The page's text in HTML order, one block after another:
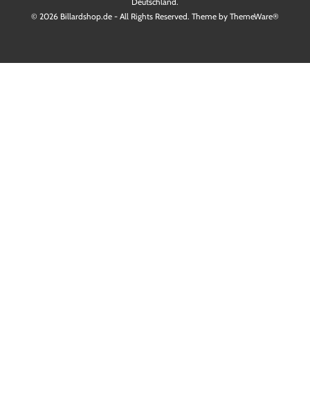
© 2026 Billardshop.de - All Rights Reserved. Theme by ThemeWare®